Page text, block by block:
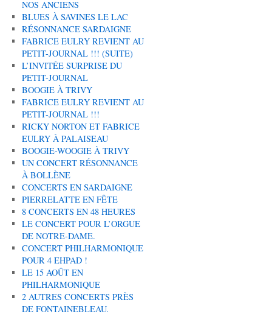
NOS ANCIENS
BLUES À SAVINES LE LAC
RÉSONNANCE SARDAIGNE
FABRICE EULRY REVIENT AU
PETIT-JOURNAL !!! (SUITE)
L’INVITÉE SURPRISE DU
PETIT-JOURNAL
BOOGIE À TRIVY
FABRICE EULRY REVIENT AU
PETIT-JOURNAL !!!
RICKY NORTON ET FABRICE
EULRY À PALAISEAU
BOOGIE-WOOGIE À TRIVY
UN CONCERT RÉSONNANCE
À BOLLÈNE
CONCERTS EN SARDAIGNE
PIERRELATTE EN FÊTE
8 CONCERTS EN 48 HEURES
LE CONCERT POUR L’ORGUE
DE NOTRE-DAME.
CONCERT PHILHARMONIQUE
POUR 4 EHPAD !
LE 15 AOÛT EN
PHILHARMONIQUE
2 AUTRES CONCERTS PRÈS
DE FONTAINEBLEAU.